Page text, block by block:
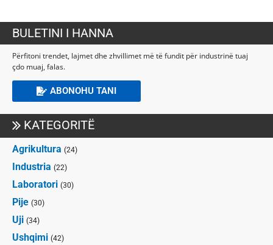
BULETINI I HANNA
Përfitoni trendet, lajmet dhe zhvillimet më të fundit për industrinë tuaj
çdo muaj, falas.
ABONOHU TANI
KATEGORITË
Agrikultura (24)
Industria (22)
Laboratori (30)
Pije (30)
Uji (34)
Ushqimi (42)